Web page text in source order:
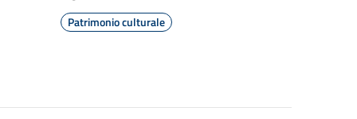
Patrimonio culturale